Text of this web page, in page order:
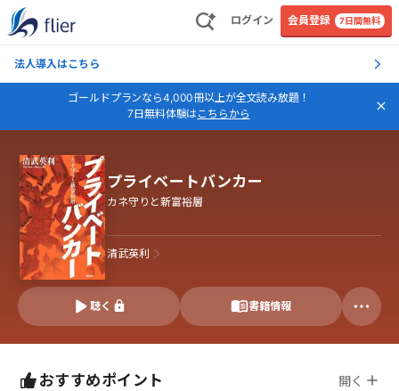
ログイン 会員登録 7日間無料
法人導入はこちら
ゴールドプランなら4,000冊以上が全文読み放題！
7日無料体験はこちらから
プライベートバンカー
カネ守りと新富裕層
清武英利
聴く 書籍情報
おすすめポイント 開く